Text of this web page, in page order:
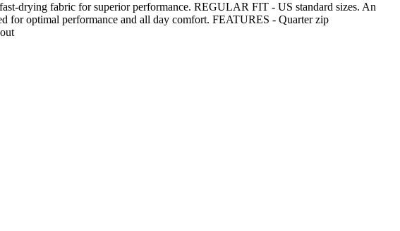
drying fabric for superior performance. REGULAR FIT - US standard sizes. An
for optimal performance and all day comfort. FEATURES - Quarter zip